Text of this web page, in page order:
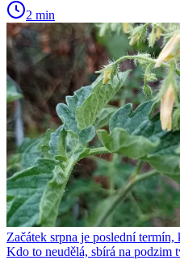
2 min
Začátek srpna je poslední termín,
Kdo to neudělá, sbírá na podzim